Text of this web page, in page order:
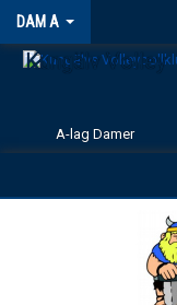
DAM A
Kungälv Volley
A-lag Damer